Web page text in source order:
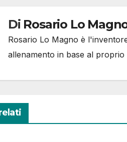
Di Rosario Lo
Rosario Lo Magno è
allenamento in base al